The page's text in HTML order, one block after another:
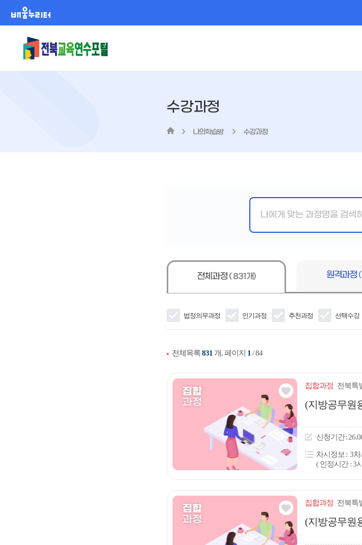
수강과정
나의학습방 수강과정
심
력
전체과정 ( 831개) 원격과정
법정의무과정 인기과정 추천과정 선택수강
전체목록831 개, 페이지 1/ 84
집합과정 전북특
관심
아
이
(지방공무원
신청기간
차시정보
3차
( 인정시간 : 3
집합과정 전북특
관심
아
(지방공무원